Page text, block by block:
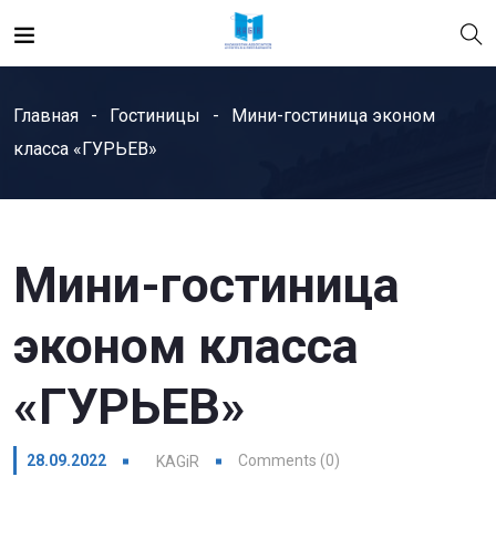
Главная Гостиницы
Мини-гостиница эконом
класса «ГУРЬЕВ»
Мини-гостиница
эконом класса
«ГУРЬЕВ»
28.09.2022 KAGiR Comments (0)